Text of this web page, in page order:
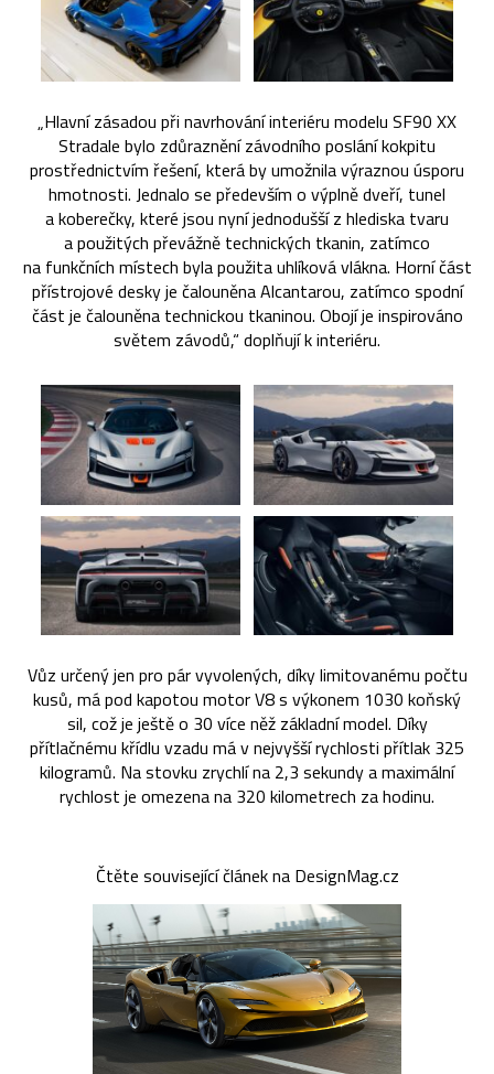
„Hlavní zásadou při navrhování interiéru modelu SF90 XX
Stradale bylo zdůraznění závodního poslání kokpitu
prostřednictvím řešení, která by umožnila výraznou úsporu
hmotnosti. Jednalo se především o výplně dveří, tunel
a koberečky, které jsou nyní jednodušší z hlediska tvaru
a použitých převážně technických tkanin, zatímco
na funkčních místech byla použita uhlíková vlákna. Horní část
přístrojové desky je čalouněna Alcantarou, zatímco spodní
část je čalouněna technickou tkaninou. Obojí je inspirováno
světem závodů,“ doplňují k interiéru.
Vůz určený jen pro pár vyvolených, díky limitovanému počtu
kusů, má pod kapotou motor V8 s výkonem 1030 koňský
sil, což je ještě o 30 více něž základní model. Díky
přítlačnému křídlu vzadu má v nejvyšší rychlosti přítlak 325
kilogramů. Na stovku zrychlí na 2,3 sekundy a maximální
rychlost je omezena na 320 kilometrech za hodinu.
Čtěte související článek na DesignMag.cz